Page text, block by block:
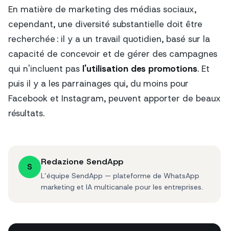
En matière de marketing des médias sociaux,
cependant, une diversité substantielle doit être
recherchée : il y a un travail quotidien, basé sur la
capacité de concevoir et de gérer des campagnes
qui n'incluent pas l'utilisation des promotions. Et
puis il y a les parrainages qui, du moins pour
Facebook et Instagram, peuvent apporter de beaux
résultats.
S Redazione SendApp
L’équipe SendApp — plateforme de WhatsApp
marketing et IA multicanale pour les entreprises.